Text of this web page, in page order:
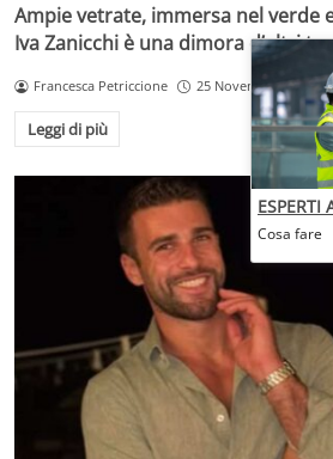
Ampie vetrate, immersa nel verde
Iva Zanicchi è una dimora d’altri
Francesca Petriccione 25 Novembre 2025
Leggi di più
ESPERTI
Cosa fare